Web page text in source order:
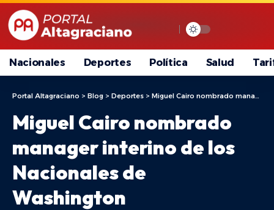
Nacionales Deportes Política Salud
Portal Altagraciano > Blog > Deportes > Miguel Cairo nombrado manager interino de los Nacionales de Washington
Miguel Cairo nombrado
manager interino de los
Nacionales de
Washington